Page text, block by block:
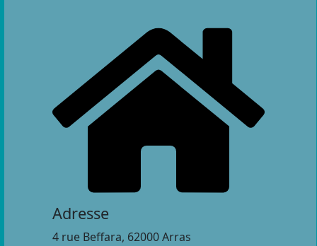
Adresse
4 rue Beffara, 62000 Arras